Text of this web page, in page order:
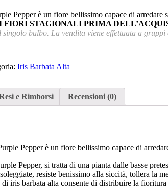
Pepper è un fiore bellissimo capace di
FIORI STAGIONALI PRIMA
singolo bulbo. La vendita viene effettuata a gruppi
Iris Barbata Alta
e Rimborsi Recensioni (0)
Pepper è un fiore bellissimo capace di
Pepper, si tratta di una pianta dalle basse
resiste benissimo alla siccità, tollera la
iris barbata alta consente di distribuire la